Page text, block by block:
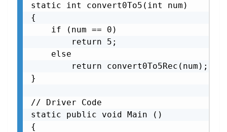
static int convert0To5(int num)
{
    if (num == 0)
        return 5;
    else
        return convert0To5Rec(num);
}
// Driver Code
static public void Main ()
{